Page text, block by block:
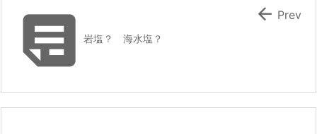
岩塩？ 海水塩？
 Prev